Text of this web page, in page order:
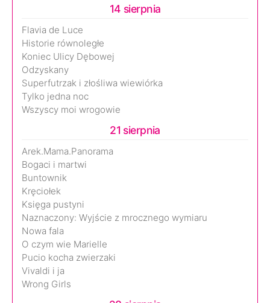
14 sierpnia
Flavia de Luce
Historie równoległe
Koniec Ulicy Dębowej
Odzyskany
Superfutrzak i złośliwa wiewiórka
Tylko jedna noc
Wszyscy moi wrogowie
21 sierpnia
Arek.Mama.Panorama
Bogaci i martwi
Buntownik
Kręciołek
Księga pustyni
Naznaczony: Wyjście z mrocznego wymiaru
Nowa fala
O czym wie Marielle
Pucio kocha zwierzaki
Vivaldi i ja
Wrong Girls